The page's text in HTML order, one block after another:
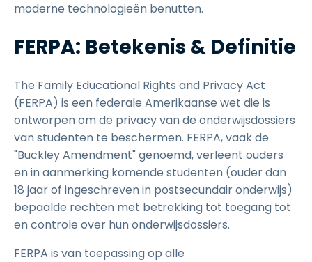
moderne technologieën benutten.
FERPA: Betekenis & Definitie
The Family Educational Rights and Privacy Act
(FERPA) is een federale Amerikaanse wet die is
ontworpen om de privacy van de onderwijsdossiers
van studenten te beschermen. FERPA, vaak de
"Buckley Amendment" genoemd, verleent ouders
en in aanmerking komende studenten (ouder dan
18 jaar of ingeschreven in postsecundair onderwijs)
bepaalde rechten met betrekking tot toegang tot
en controle over hun onderwijsdossiers.
FERPA is van toepassing op alle